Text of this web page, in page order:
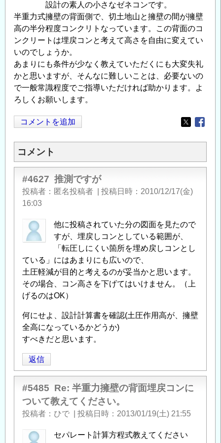
設計の素人の小さなゼネコンです。
半重力式擁壁の背面側で、切土地山と擁壁の間が擁壁
高の半分程度コンクリトなっています。この背面のコ
ンクリートは埋戻コンと考えて高さを自由に変えてい
いのでしょうか。
あまりにも条件が少なく教えていただくにも大変失礼
かと思いますが、そんなに難しいことは、必要ないの
で一般常識程度でご指導いただければ助かります。よ
ろしくお願いします。
コメントを追加
Opens in
コメント
#4627 推測ですが
投稿者 匿名投稿者 投稿日時
2010/12/17(金)
16:03
他に投稿されていた分の図面を見たので
すが、埋戻しコンとしている範囲が、
「転圧しにくい箇所を埋め戻しコンとし
ている」にはあまりにも広いので、
土圧軽減が目的と考えるのが妥当かと思います。
その場合、コン高さを下げてはいけません。（上
げるのはOK）
何にせよ、設計計算書を確認(土圧作用高が、擁壁
全高になっているかどうか)
すべきだと思います。
返信
#5485 Re: 半重力擁壁の背面埋戻コンに
ついて教えてください。
投稿者 ひで 投稿日時 2013/01/19(土) 21:55
セパレート計算方程式教えてください